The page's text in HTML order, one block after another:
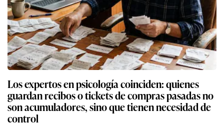
Los expertos en psicología coinciden: quienes
guardan recibos o tickets de compras pasadas no
son acumuladores, sino que tienen necesidad de
control